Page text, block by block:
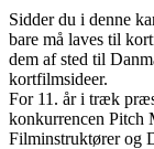
Sidder du i denne
bare må laves til
dem af sted til
kortfilmsideer.
For 11. år i træk
konkurrencen Pitch
Filminstruktører og